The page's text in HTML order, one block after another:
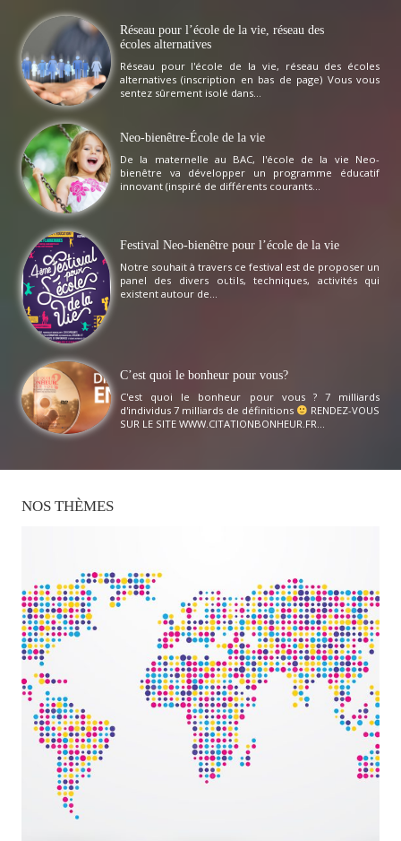
Réseau pour l’école de la vie, réseau des
écoles alternatives
Réseau pour l'école de la vie, réseau des écoles
alternatives (inscription en bas de page) Vous vous
sentez sûrement isolé dans...
Neo-bienêtre-École de la vie
De la maternelle au BAC, l'école de la vie Neo-
bienêtre va développer un programme éducatif
innovant (inspiré de différents courants...
Festival Neo-bienêtre pour l’école de la vie
Notre souhait à travers ce festival est de proposer un
panel des divers outils, techniques, activités qui
existent autour de...
C’est quoi le bonheur pour vous?
C'est quoi le bonheur pour vous ? 7 milliards
d'individus 7 milliards de définitions
RENDEZ-VOUS
SUR LE SITE WWW.CITATIONBONHEUR.FR...
NOS THÈMES